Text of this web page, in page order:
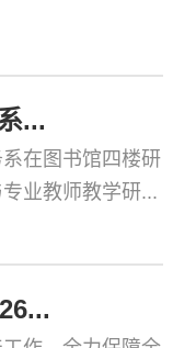
...
在图书馆四楼研
业教师教学研...